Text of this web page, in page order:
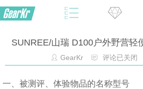
SUNREE/山瑞 D100户外野营轻
GearKr 评论已关闭
一、被测评、体验物品的名称型号